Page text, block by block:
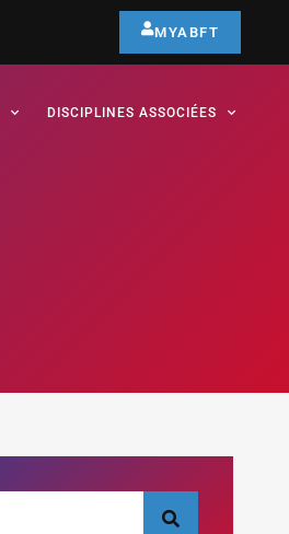
MYABFT
DISCIPLINES ASSOCIÉES